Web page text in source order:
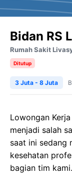
Bidan RS
Rumah Sakit
Ditutup
3 Juta - 8 Juta
Lowongan
menjadi salah
saat ini sedang
kesehatan
bagian tim kami.